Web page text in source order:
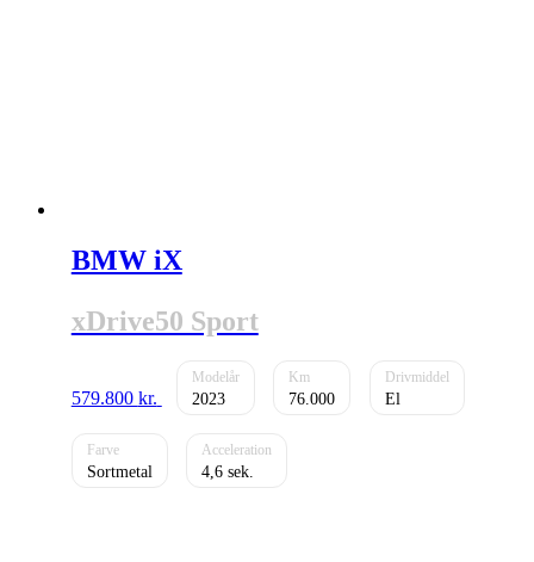
BMW iX
xDrive50 Sport
579.800 kr. 2023 76.000 El
Sortmetal 4,6